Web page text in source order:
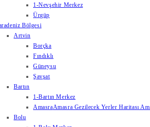
1-Nevşehir Merkez
Ürgüp
Bölgesi
Artvin
Borçka
Fındıklı
Güneysu
Şavşat
Bartın
1-Bartın Merkez
AmasraAmasra Gezilecek Yerler Haritası
Bolu